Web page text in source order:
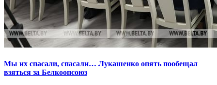
Мы их спасали, спасали… Лукашенко опять пообещал
взяться за Белкоопсоюз